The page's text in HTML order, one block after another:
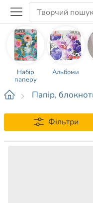
Набір
паперу
Альбоми
Папір,
Фільтри